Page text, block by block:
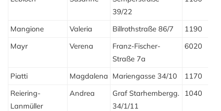
39/22
Mangione Valeria Billrothstraße 86/7 1190
Mayr
Verena
Franz-Fischer-
Straße 7a
6020
Piatti Magdalena Mariengasse 34/10 1170
Reiering-
Lanmüller
Andrea
Graf Starhembergg.
34/1/11
1040